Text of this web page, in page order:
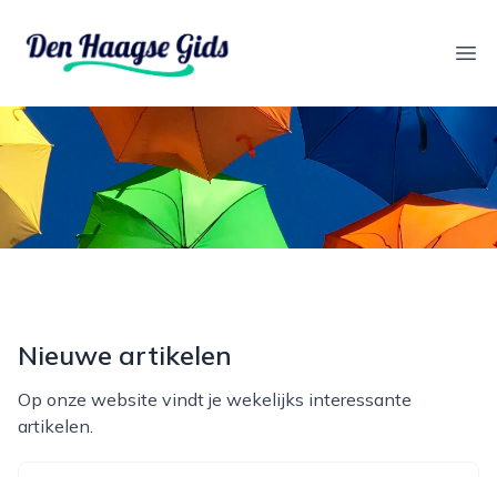
denhaagsegids.nl
Nieuwe artikelen
Op onze website vindt je wekelijks interessante
artikelen.